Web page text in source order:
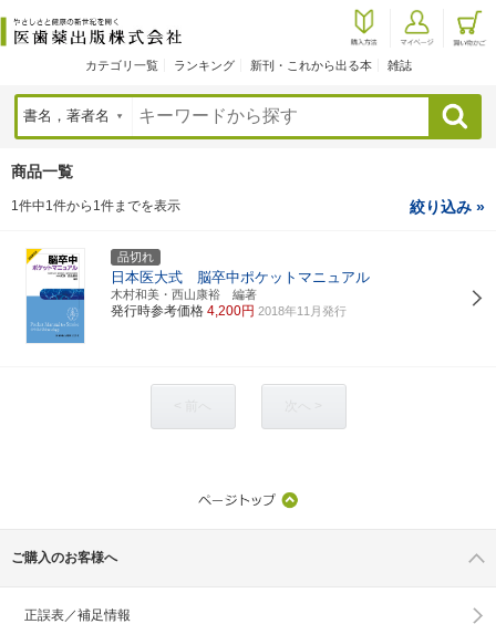
カテゴリ一覧 ランキング 新刊・これから出る本 雑誌
検索
商品一覧
1件中1件から1件までを表示 絞り込み »
品切れ
日本医大式 脳卒中ポケットマニュアル
木村和美・西山康裕 編著
発行時参考価格 4,200円 2018年11月発行
ご購入のお客様へ
正誤表／補足情報